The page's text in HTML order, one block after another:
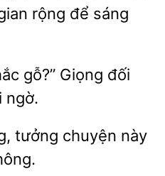
để sáng
gỗ?” Giọng đối
ngờ.
tưởng chuyện này